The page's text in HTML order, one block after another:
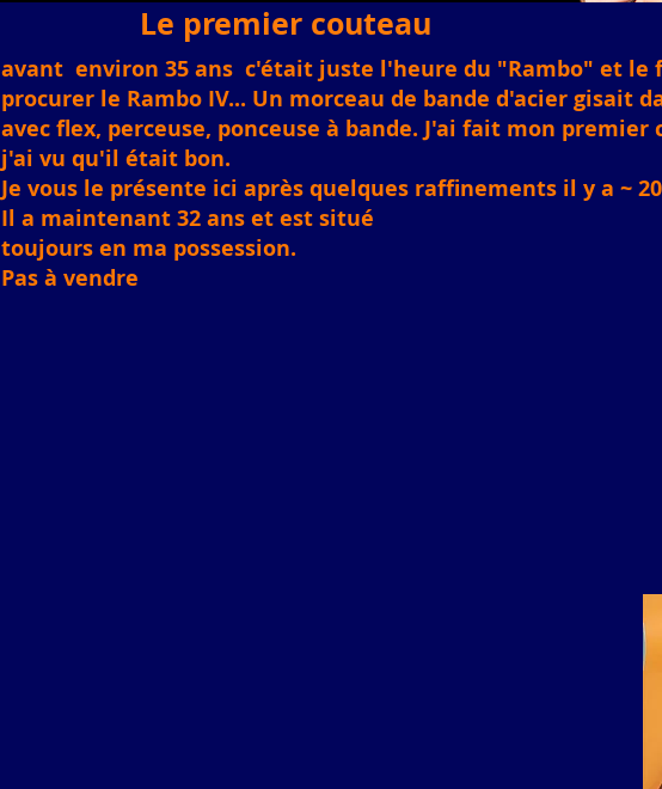
Le premier couteau
avant environ 35 ans c'était juste l'heure du "Rambo" et le
procurer le Rambo IV... Un morceau de bande d'acier gisait
avec flex, perceuse, ponceuse à bande. J'ai fait mon
j'ai vu qu'il était bon.
Je vous le présente ici après quelques raffinements il y a ~
Il a maintenant 32 ans et est situé
toujours en ma possession.
Pas à vendre